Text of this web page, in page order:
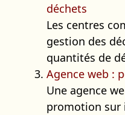
déchets
Les centres
gestion des
quantités de
Agence web :
Une agence
promotion sur